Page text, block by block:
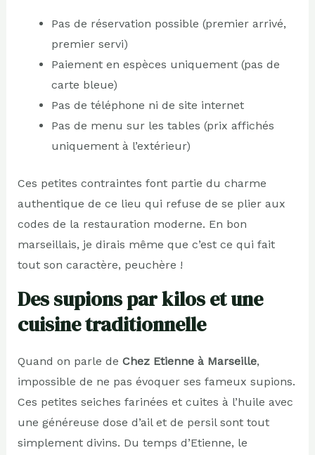
Pas de réservation possible (premier arrivé,
premier servi)
Paiement en espèces uniquement (pas de
carte bleue)
Pas de téléphone ni de site internet
Pas de menu sur les tables (prix affichés
uniquement à l’extérieur)
Ces petites contraintes font partie du charme
authentique de ce lieu qui refuse de se plier aux
codes de la restauration moderne. En bon
marseillais, je dirais même que c’est ce qui fait
tout son caractère, peuchère !
Des supions par kilos et une
cuisine traditionnelle
Quand on parle de Chez Etienne à Marseille,
impossible de ne pas évoquer ses fameux supions.
Ces petites seiches farinées et cuites à l’huile avec
une généreuse dose d’ail et de persil sont tout
simplement divins. Du temps d’Etienne, le